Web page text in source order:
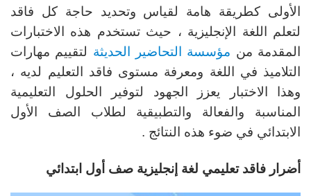
الأولى كطريقة هامة لقياس وتحديد حاجة كل فاقد
لتعلم اللغة الإنجليزية ، حيث تستخدم هذه الاختبارات
المقدمة من مؤسسة التحاضير الحديثة لتقييم مهارات
التلاميذ في اللغة ومعرفة مستوى فاقد التعليم لديه ،
وهذا الاختبار يعزز الجهود لتوفير الحلول التعليمية
المناسبة والفعالة والتطبيقية لطلاب الصف الأول
الابتدائي في ضوء هذه النتائج .
أضرار فاقد تعليمي لغة إنجليزية صف أول ابتدائي